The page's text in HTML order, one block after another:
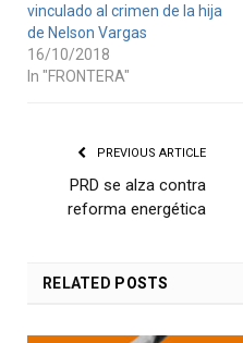
vinculado al crimen de la hija
de Nelson Vargas
16/10/2018
In "FRONTERA"
PREVIOUS ARTICLE
PRD se alza contra
reforma energética
RELATED POSTS